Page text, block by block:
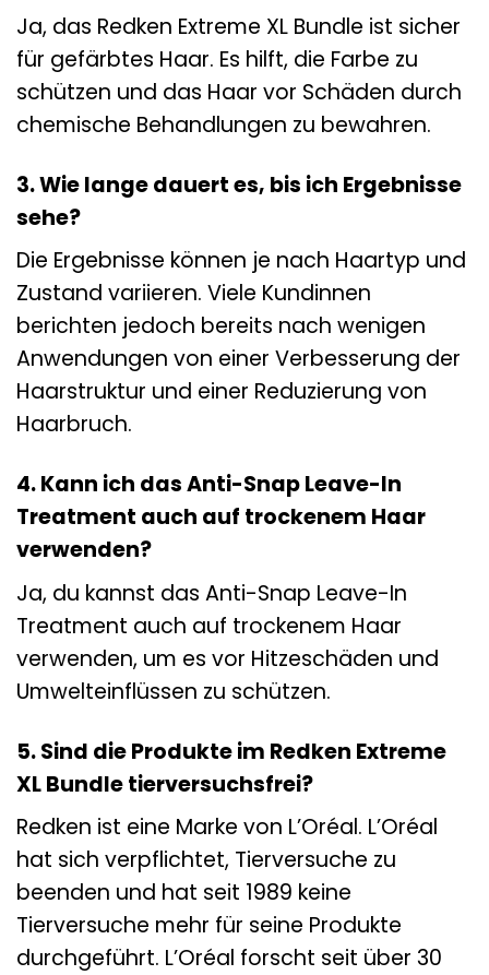
Ja, das Redken Extreme XL Bundle ist sicher
für gefärbtes Haar. Es hilft, die Farbe zu
schützen und das Haar vor Schäden durch
chemische Behandlungen zu bewahren.
3. Wie lange dauert es, bis ich Ergebnisse
sehe?
Die Ergebnisse können je nach Haartyp und
Zustand variieren. Viele Kundinnen
berichten jedoch bereits nach wenigen
Anwendungen von einer Verbesserung der
Haarstruktur und einer Reduzierung von
Haarbruch.
4. Kann ich das Anti-Snap Leave-In
Treatment auch auf trockenem Haar
verwenden?
Ja, du kannst das Anti-Snap Leave-In
Treatment auch auf trockenem Haar
verwenden, um es vor Hitzeschäden und
Umwelteinflüssen zu schützen.
5. Sind die Produkte im Redken Extreme
XL Bundle tierversuchsfrei?
Redken ist eine Marke von L’Oréal. L’Oréal
hat sich verpflichtet, Tierversuche zu
beenden und hat seit 1989 keine
Tierversuche mehr für seine Produkte
durchgeführt. L’Oréal forscht seit über 30